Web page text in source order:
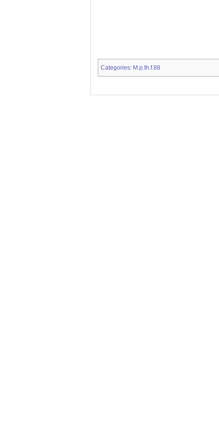
Categories: M.p.th.f.88